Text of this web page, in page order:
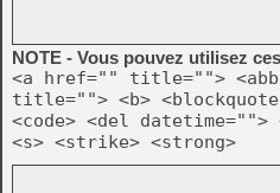
NOTE - Vous pouvez utilisez
<a href="" title="">
title=""> <b>
<code> <del
<s> <strike> <strong>